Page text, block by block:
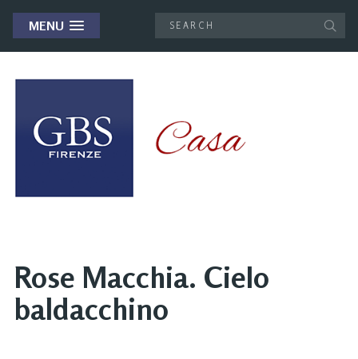
MENU
Rose Macchia. Cielo
baldacchino